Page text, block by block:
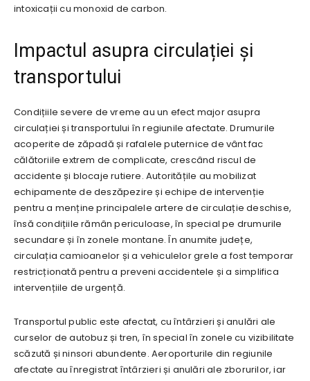
intoxicații cu monoxid de carbon.
Impactul asupra circulației și
transportului
Condițiile severe de vreme au un efect major asupra
circulației și transportului în regiunile afectate. Drumurile
acoperite de zăpadă și rafalele puternice de vânt fac
călătoriile extrem de complicate, crescând riscul de
accidente și blocaje rutiere. Autoritățile au mobilizat
echipamente de deszăpezire și echipe de intervenție
pentru a menține principalele artere de circulație deschise,
însă condițiile rămân periculoase, în special pe drumurile
secundare și în zonele montane. În anumite județe,
circulația camioanelor și a vehiculelor grele a fost temporar
restricționată pentru a preveni accidentele și a simplifica
intervențiile de urgență.
Transportul public este afectat, cu întârzieri și anulări ale
curselor de autobuz și tren, în special în zonele cu vizibilitate
scăzută și ninsori abundente. Aeroporturile din regiunile
afectate au înregistrat întârzieri și anulări ale zborurilor, iar